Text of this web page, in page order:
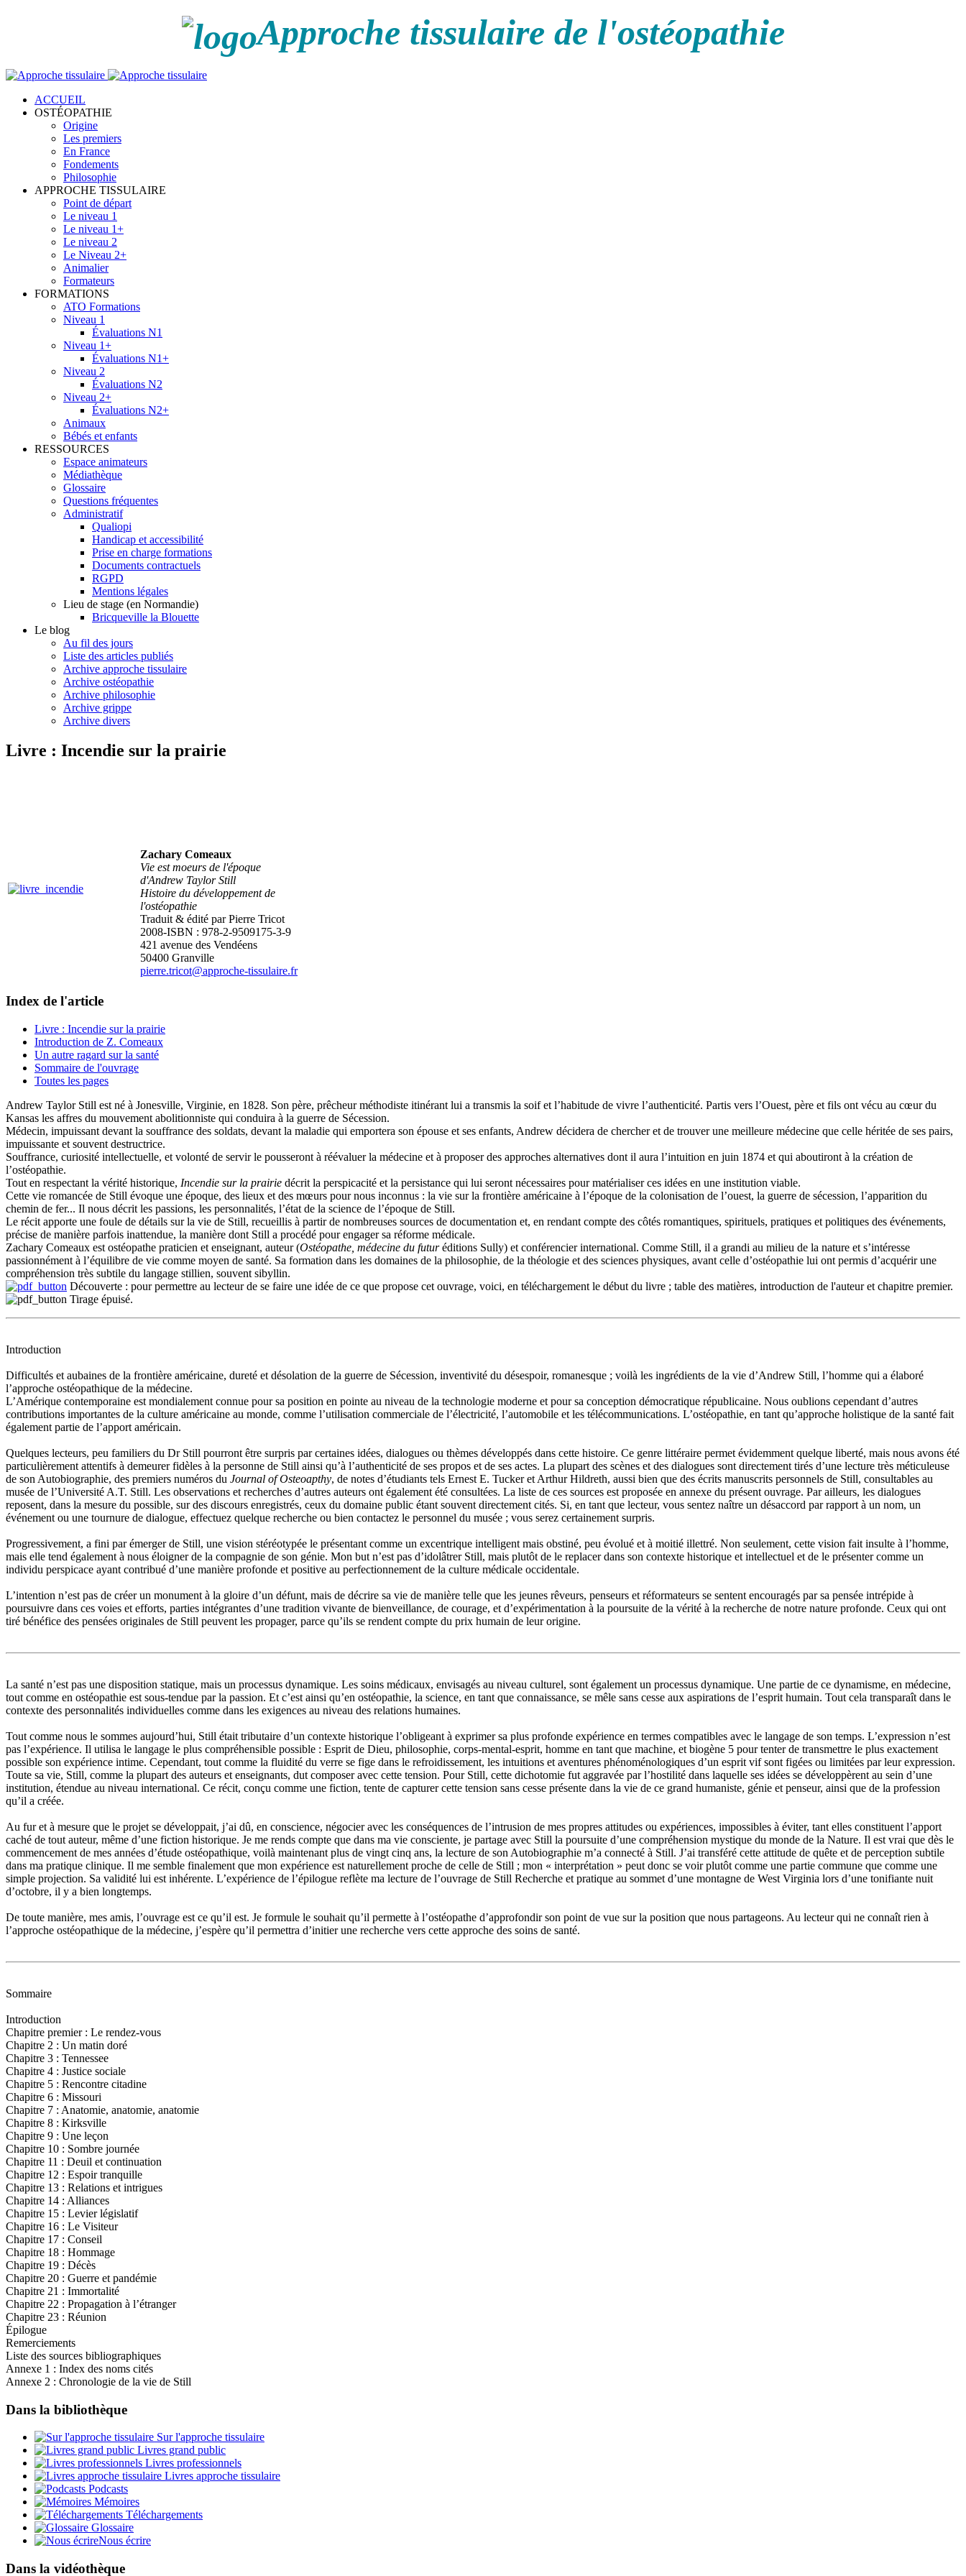
Approche tissulaire de l'ostéopathie
ACCUEIL
OSTÉOPATHIE
Origine
Les premiers
En France
Fondements
Philosophie
APPROCHE TISSULAIRE
Point de départ
Le niveau 1
Le niveau 1+
Le niveau 2
Le Niveau 2+
Animalier
Formateurs
FORMATIONS
ATO Formations
Niveau 1
Évaluations N1
Niveau 1+
Évaluations N1+
Niveau 2
Évaluations N2
Niveau 2+
Évaluations N2+
Animaux
Bébés et enfants
RESSOURCES
Espace animateurs
Médiathèque
Glossaire
Questions fréquentes
Administratif
Qualiopi
Handicap et accessibilité
Prise en charge formations
Documents contractuels
RGPD
Mentions légales
Lieu de stage (en Normandie)
Bricqueville la Blouette
Le blog
Au fil des jours
Liste des articles publiés
Archive approche tissulaire
Archive ostéopathie
Archive philosophie
Archive grippe
Archive divers
Livre : Incendie sur la prairie
Zachary Comeaux
Vie est moeurs de l'époque
d'Andrew Taylor Still
Histoire du développement de
l'ostéopathie
Traduit & édité par Pierre Tricot
2008-ISBN : 978-2-9509175-3-9
421 avenue des Vendéens
50400 Granville
pierre.tricot@approche-tissulaire.fr
Index de l'article
Livre : Incendie sur la prairie
Introduction de Z. Comeaux
Un autre ragard sur la santé
Sommaire de l'ouvrage
Toutes les pages
Andrew Taylor Still est né à Jonesville, Virginie, en 1828. Son père, prêcheur méthodiste itinérant lui a transmis la soif et l’habitude de vivre l’authenticité. Partis vers l’Ouest, père et fils ont vécu au cœur du
Kansas les affres du mouvement abolitionniste qui conduira à la guerre de Sécession.
Médecin, impuissant devant la souffrance des soldats, devant la maladie qui emportera son épouse et ses enfants, Andrew décidera de chercher et de trouver une meilleure médecine que celle héritée de ses pairs,
impuissante et souvent destructrice.
Souffrance, curiosité intellectuelle, et volonté de servir le pousseront à réévaluer la médecine et à proposer des approches alternatives dont il aura l’intuition en juin 1874 et qui aboutiront à la création de
l’ostéopathie.
Tout en respectant la vérité historique, Incendie sur la prairie décrit la perspicacité et la persistance qui lui seront nécessaires pour matérialiser ces idées en une institution viable.
Cette vie romancée de Still évoque une époque, des lieux et des mœurs pour nous inconnus : la vie sur la frontière américaine à l’époque de la colonisation de l’ouest, la guerre de sécession, l’apparition du
chemin de fer... Il nous décrit les passions, les personnalités, l’état de la science de l’époque de Still.
Le récit apporte une foule de détails sur la vie de Still, recueillis à partir de nombreuses sources de documentation et, en rendant compte des côtés romantiques, spirituels, pratiques et politiques des événements,
précise de manière parfois inattendue, la manière dont Still a procédé pour engager sa réforme médicale.
Zachary Comeaux est ostéopathe praticien et enseignant, auteur (Ostéopathe, médecine du futuréditions Sully) et conférencier international. Comme Still, il a grandi au milieu de la nature et s’intéresse
passionnément à l’équilibre de vie comme moyen de santé. Sa formation dans les domaines de la philosophie, de la théologie et des sciences physiques, avant celle d’ostéopathie lui ont permis d’acquérir une
compréhension très subtile du langage stillien, souvent sibyllin.
Découverte : pour permettre au lecteur de se faire une idée de ce que propose cet ouvrage, voici, en téléchargement le début du livre ; table des matières, introduction de l'auteur et chapitre premier.
Tirage épuisé.
Introduction
Difficultés et aubaines de la frontière américaine, dureté et désolation de la guerre de Sécession, inventivité du désespoir, romanesque ; voilà les ingrédients de la vie d’Andrew Still, l’homme qui a élaboré
l’approche ostéopathique de la médecine.
L’Amérique contemporaine est mondialement connue pour sa position en pointe au niveau de la technologie moderne et pour sa conception démocratique républicaine. Nous oublions cependant d’autres
contributions importantes de la culture américaine au monde, comme l’utilisation commerciale de l’électricité, l’automobile et les télécommunications. L’ostéopathie, en tant qu’approche holistique de la santé fait
également partie de l’apport américain.
Quelques lecteurs, peu familiers du Dr Still pourront être surpris par certaines idées, dialogues ou thèmes développés dans cette histoire. Ce genre littéraire permet évidemment quelque liberté, mais nous avons été
particulièrement attentifs à demeurer fidèles à la personne de Still ainsi qu’à l’authenticité de ses propos et de ses actes. La plupart des scènes et des dialogues sont directement tirés d’une lecture très méticuleuse
de son Autobiographie, des premiers numéros du Journal of Osteoapthy, de notes d’étudiants tels Ernest E. Tucker et Arthur Hildreth, aussi bien que des écrits manuscrits personnels de Still, consultables au
musée de l’Université A.T. Still. Les observations et recherches d’autres auteurs ont également été consultées. La liste de ces sources est proposée en annexe du présent ouvrage. Par ailleurs, les dialogues
reposent, dans la mesure du possible, sur des discours enregistrés, ceux du domaine public étant souvent directement cités. Si, en tant que lecteur, vous sentez naître un désaccord par rapport à un nom, un
événement ou une tournure de dialogue, effectuez quelque recherche ou bien contactez le personnel du musée ; vous serez certainement surpris.
Progressivement, a fini par émerger de Still, une vision stéréotypée le présentant comme un excentrique intelligent mais obstiné, peu évolué et à moitié illettré. Non seulement, cette vision fait insulte à l’homme,
mais elle tend également à nous éloigner de la compagnie de son génie. Mon but n’est pas d’idolâtrer Still, mais plutôt de le replacer dans son contexte historique et intellectuel et de le présenter comme un
individu perspicace ayant contribué d’une manière profonde et positive au perfectionnement de la culture médicale occidentale.
L’intention n’est pas de créer un monument à la gloire d’un défunt, mais de décrire sa vie de manière telle que les jeunes rêveurs, penseurs et réformateurs se sentent encouragés par sa pensée intrépide à
poursuivre dans ces voies et efforts, parties intégrantes d’une tradition vivante de bienveillance, de courage, et d’expérimentation à la poursuite de la vérité à la recherche de notre nature profonde. Ceux qui ont
tiré bénéfice des pensées originales de Still peuvent les propager, parce qu’ils se rendent compte du prix humain de leur origine.
La santé n’est pas une disposition statique, mais un processus dynamique. Les soins médicaux, envisagés au niveau culturel, sont également un processus dynamique. Une partie de ce dynamisme, en médecine,
tout comme en ostéopathie est sous-tendue par la passion. Et c’est ainsi qu’en ostéopathie, la science, en tant que connaissance, se mêle sans cesse aux aspirations de l’esprit humain. Tout cela transparaît dans le
contexte des personnalités individuelles comme dans les exigences au niveau des relations humaines.
Tout comme nous le sommes aujourd’hui, Still était tributaire d’un contexte historique l’obligeant à exprimer sa plus profonde expérience en termes compatibles avec le langage de son temps. L’expression n’est
pas l’expérience. Il utilisa le langage le plus compréhensible possible : Esprit de Dieu, philosophie, corps-mental-esprit, homme en tant que machine, et biogène 5 pour tenter de transmettre le plus exactement
possible son expérience intime. Cependant, tout comme la fluidité du verre se fige dans le refroidissement, les intuitions et aventures phénoménologiques d’un esprit vif sont figées ou limitées par leur expression.
Toute sa vie, Still, comme la plupart des auteurs et enseignants, dut composer avec cette tension. Pour Still, cette dichotomie fut aggravée par l’hostilité dans laquelle ses idées se développèrent au sein d’une
institution, étendue au niveau international. Ce récit, conçu comme une fiction, tente de capturer cette tension sans cesse présente dans la vie de ce grand humaniste, génie et penseur, ainsi que de la profession
qu’il a créée.
Au fur et à mesure que le projet se développait, j’ai dû, en conscience, négocier avec les conséquences de l’intrusion de mes propres attitudes ou expériences, impossibles à éviter, tant elles constituent l’apport
caché de tout auteur, même d’une fiction historique. Je me rends compte que dans ma vie consciente, je partage avec Still la poursuite d’une compréhension mystique du monde de la Nature. Il est vrai que dès le
commencement de mes années d’étude ostéopathique, voilà maintenant plus de vingt cinq ans, la lecture de son Autobiographie m’a connecté à Still. J’ai transféré cette attitude de quête et de perception subtile
dans ma pratique clinique. Il me semble finalement que mon expérience est naturellement proche de celle de Still ; mon « interprétation » peut donc se voir plutôt comme une partie commune que comme une
simple projection. Sa validité lui est inhérente. L’expérience de l’épilogue reflète ma lecture de l’ouvrage de Still Recherche et pratique au sommet d’une montagne de West Virginia lors d’une tonifiante nuit
d’octobre, il y a bien longtemps.
De toute manière, mes amis, l’ouvrage est ce qu’il est. Je formule le souhait qu’il permette à l’ostéopathe d’approfondir son point de vue sur la position que nous partageons. Au lecteur qui ne connaît rien à
l’approche ostéopathique de la médecine, j’espère qu’il permettra d’initier une recherche vers cette approche des soins de santé.
Sommaire
Introduction
Chapitre premier : Le rendez-vous
Chapitre 2 : Un matin doré
Chapitre 3 : Tennessee
Chapitre 4 : Justice sociale
Chapitre 5 : Rencontre citadine
Chapitre 6 : Missouri
Chapitre 7 : Anatomie, anatomie, anatomie
Chapitre 8 : Kirksville
Chapitre 9 : Une leçon
Chapitre 10 : Sombre journée
Chapitre 11 : Deuil et continuation
Chapitre 12 : Espoir tranquille
Chapitre 13 : Relations et intrigues
Chapitre 14 : Alliances
Chapitre 15 : Levier législatif
Chapitre 16 : Le Visiteur
Chapitre 17 : Conseil
Chapitre 18 : Hommage
Chapitre 19 : Décès
Chapitre 20 : Guerre et pandémie
Chapitre 21 : Immortalité
Chapitre 22 : Propagation à l’étranger
Chapitre 23 : Réunion
Épilogue
Remerciements
Liste des sources bibliographiques
Annexe 1 : Index des noms cités
Annexe 2 : Chronologie de la vie de Still
Dans la bibliothèque
Sur l'approche tissulaire
Livres grand public
Livres professionnels
Livres approche tissulaire
Podcasts
Mémoires
Téléchargements
Glossaire
Nous écrire
Dans la vidéothèque